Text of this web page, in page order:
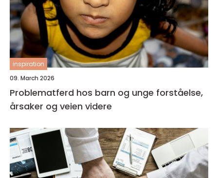
inspiration
09. March 2026
Problematferd hos barn og unge forståelse,
årsaker og veien videre